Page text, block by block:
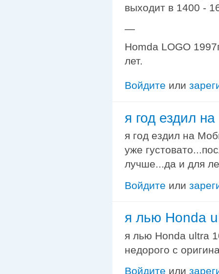
выходит в 1400 -
—
Homda LOGO
лет.
Войдите или
я год ездил
я год ездил на
уже
лучше...да и для
Войдите или
я лью Honda
я лью Honda ultra
недорого с
Войдите или